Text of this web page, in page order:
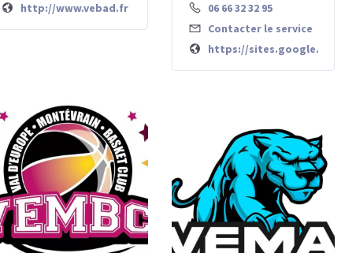
http://www.vebad.fr
06 66 32 32 95
Contacter le service
https://sites.google.com/